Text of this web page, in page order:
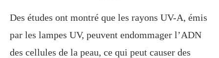
Des études ont montré que les rayons UV-A, émis
par les lampes UV, peuvent endommager l’ADN
des cellules de la peau, ce qui peut causer des